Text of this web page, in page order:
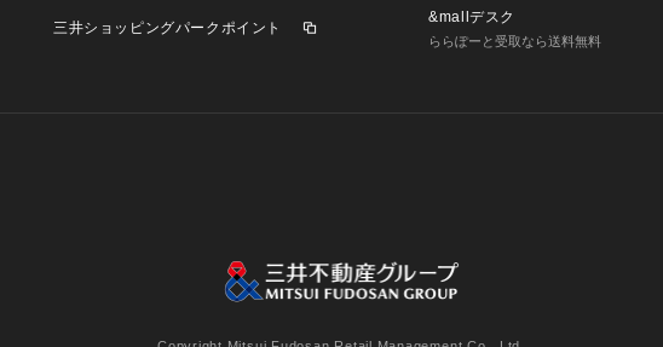
三井ショッピングパークポイント
&mallデスク
ららぽーと受取なら送料無料
個人情報保護方針 個人情報の取り扱いについて